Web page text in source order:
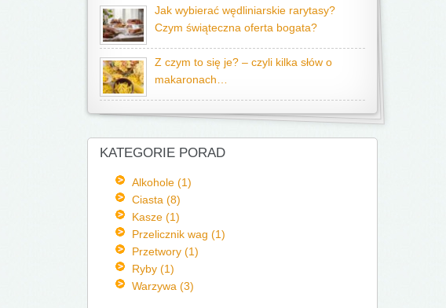
Jak wybierać wędliniarskie rarytasy?
Czym świąteczna oferta bogata?
Z czym to się je? – czyli kilka słów o
makaronach…
KATEGORIE PORAD
Alkohole (1)
Ciasta (8)
Kasze (1)
Przelicznik wag (1)
Przetwory (1)
Ryby (1)
Warzywa (3)